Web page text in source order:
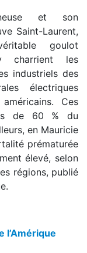
et son
Saint-Laurent,
goulot
charrient les
industriels des
électriques
Ces
de 60 % du
en Mauricie
prématurée
élevé, selon
régions, publié
l’Amérique